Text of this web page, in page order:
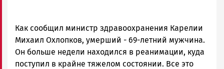
Как сообщил министр здравоохранения Карелии
Михаил Охлопков, умерший - 69-летний мужчина.
Он больше недели находился в реанимации, куда
поступил в крайне тяжелом состоянии. Все это